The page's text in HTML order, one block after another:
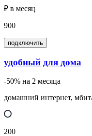
₽ в месяц
900
подключить
удобный для дома
-50% на 2 месяца
домашний интернет,
200